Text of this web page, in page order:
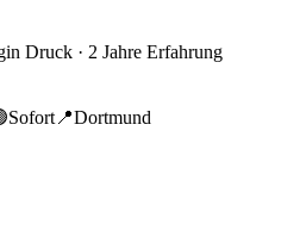
Druck · 2 Jahre Erfahrung
Sofort 📍Dortmund